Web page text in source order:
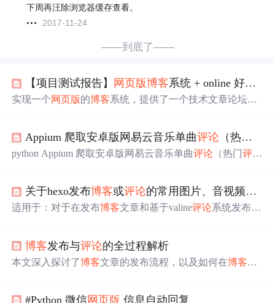
下周再汪除浏览器缓存查看。
2017-11-24
——到底了——
【项目测试报告】 网页版博客系统 + online 好友聊天室
实现一个网页版的博客系统，提供了一个技术文章论坛，
Appium 爬取安卓版网易云音乐单曲评论 （热门
python Appium 爬取安卓版网易云音乐单曲评论 （热门评论
问题：使用 appium 爬取评论能解决以上两个问题，但是目
前依旧存在的问题：环境搭建代码实现配置文件实现全局
取网易云音乐歌...
关于hexo发布博客或评论的常用图片、音视频markdown语法
适用于：对于在发布博客文章和基于valine评论系统发布评
前用的是sm.sm这个图床，免费5G空间，传输也快，支持jp
g、png、jpeg等格式，还支持视频转gif格式，这个比较
用，可以多重选择。 链接： 综合图床 ![这里填写图片的描
博客发布与评论的全过程解析
本文深入探讨了博客文章的发布流程，以及如何在博客上
效性的完整过程。文章还提供了实用的建议，帮助教师和
#Python 微信网页版 信息自动回复